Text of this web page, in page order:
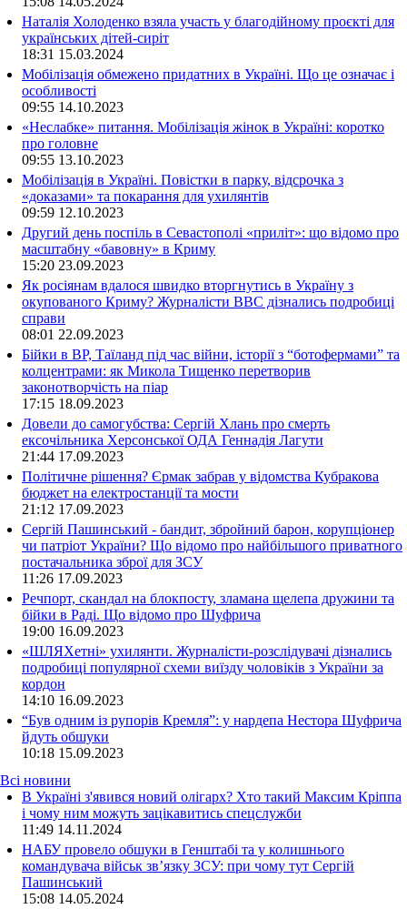
Наталія Холоденко взяла участь у благодійному проєкті для
українських дітей-сиріт
18:31 15.03.2024
Мобілізація обмежено придатних в Україні. Що це означає і
особливості
09:55 14.10.2023
«Неслабке» питання. Мобілізація жінок в Україні: коротко
про головне
09:55 13.10.2023
Мобілізація в Україні. Повістки в парку, відсрочка з
«доказами» та покарання для ухилянтів
09:59 12.10.2023
Другий день поспіль в Севастополі «приліт»: що відомо про
масштабну «бавовну» в Криму
15:20 23.09.2023
Як росіянам вдалося швидко вторгнутись в Україну з
окупованого Криму? Журналісти ВВС дізнались подробиці
справи
08:01 22.09.2023
Бійки в ВР, Таїланд під час війни, історії з “ботофермами” та
колцентрами: як Микола Тищенко перетворив
законотворчість на піар
17:15 18.09.2023
Довели до самогубства: Сергій Хлань про смерть
ексочільника Херсонської ОДА Геннадія Лагути
21:44 17.09.2023
Політичне рішення? Єрмак забрав у відомства Кубракова
бюджет на електростанції та мости
21:12 17.09.2023
Сергій Пашинський - бандит, збройний барон, корупціонер
чи патріот України? Що відомо про найбільшого приватного
постачальника зброї для ЗСУ
11:26 17.09.2023
Речпорт, скандал на блокпосту, зламана щелепа дружини та
бійки в Раді. Що відомо про Шуфрича
19:00 16.09.2023
«ШЛЯХетні» ухилянти. Журналісти-розслідувачі дізнались
подробиці популярної схеми виїзду чоловіків з України за
кордон
14:10 16.09.2023
“Був одним із рупорів Кремля”: у нардепа Нестора Шуфрича
йдуть обшуки
10:18 15.09.2023
Всі новини
В Україні з'явився новий олігарх? Хто такий Максим Кріппа
і чому ним можуть зацікавитись спецслужби
11:49 14.11.2024
НАБУ провело обшуки в Генштабі та у колишнього
командувача військ зв’язку ЗСУ: при чому тут Сергій
Пашинський
15:08 14.05.2024